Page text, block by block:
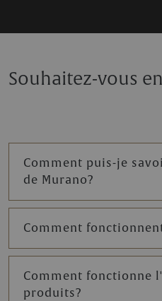
Souhaitez-vous
Comment puis-je
de Murano?
Comment
Comment fonctionne
produits?